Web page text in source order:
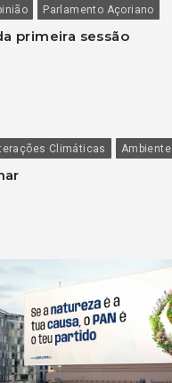
Parlamento Açoriano
primeira sessão
Climáticas Ambiente